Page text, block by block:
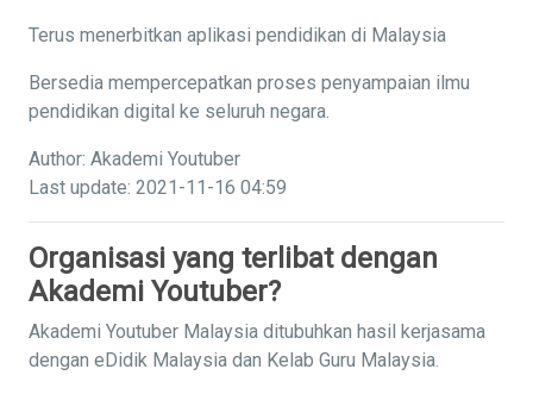
Terus menerbitkan aplikasi pendidikan di Malaysia
Bersedia mempercepatkan proses penyampaian ilmu
pendidikan digital ke seluruh negara.
Author: Akademi Youtuber
Last update: 2021-11-16 04:59
Organisasi yang terlibat dengan
Akademi Youtuber?
Akademi Youtuber Malaysia ditubuhkan hasil kerjasama
dengan eDidik Malaysia dan Kelab Guru Malaysia.